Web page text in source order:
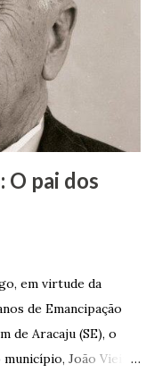
O pai dos
em virtude da
de Emancipação
de Aracaju (SE), o
João Vieira